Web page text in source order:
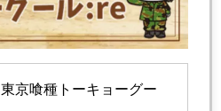
東京喰種トーキョーグー